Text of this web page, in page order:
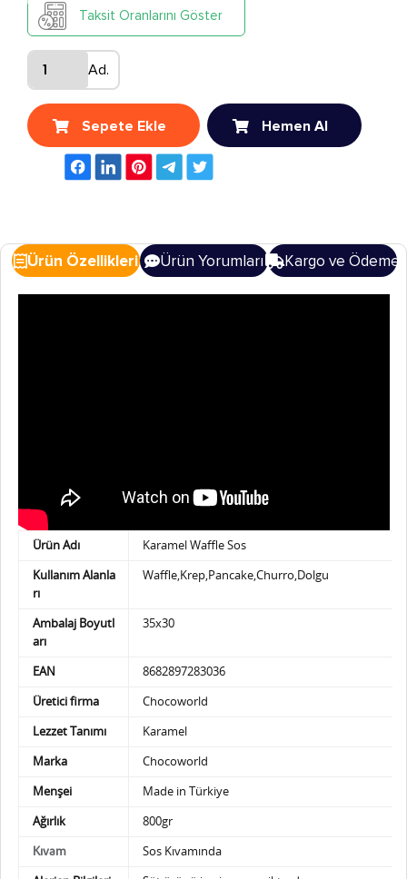
Taksit Oranlarını Göster
Ad.
Sepete Ekle Hemen Al
Ürün Özellikleri Ürün Yorumları Kargo ve Ödeme
Ürün Adı
Karamel Waffle Sos
Kullanım Alanla
rı
Waffle,Krep,Pancake,Churro,Dolgu
Ambalaj Boyutl
arı
35x30
EAN
8682897283036
Üretici firma
Chocoworld
Lezzet Tanımı
Karamel
Marka
Chocoworld
Menşei
Made in Türkiye
Ağırlık
800gr
Kıvam
Sos Kıvamında